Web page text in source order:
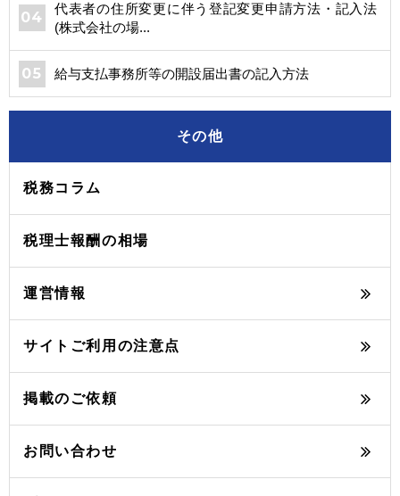
代表者の住所変更に伴う登記変更申請方法・記入法
(株式会社の場...
給与支払事務所等の開設届出書の記入方法
その他
税務コラム
税理士報酬の相場
運営情報
サイトご利用の注意点
掲載のご依頼
お問い合わせ